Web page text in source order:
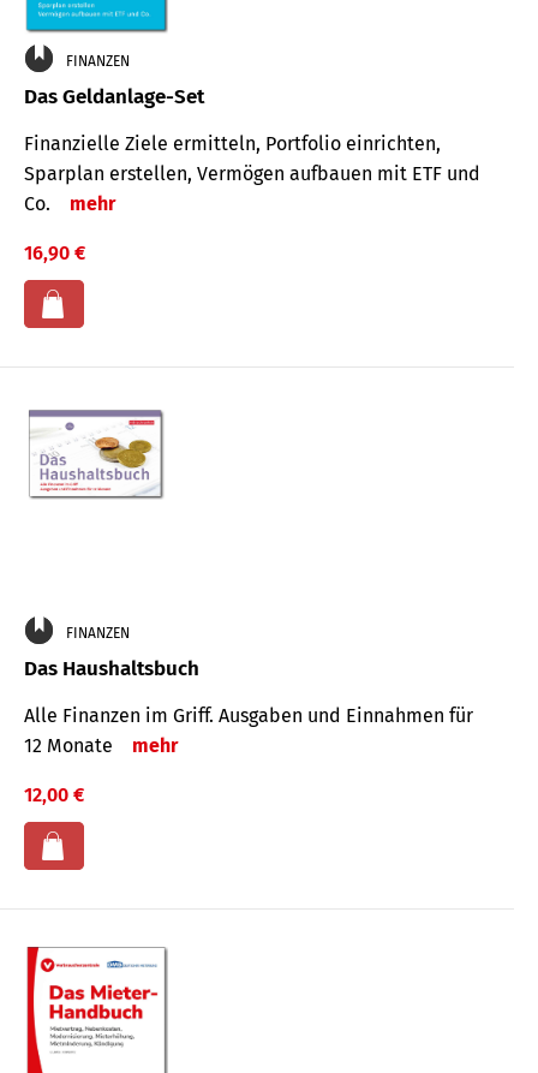
FINANZEN
Das Geldanlage-Set
Finanzielle Ziele ermitteln, Portfolio einrichten,
Sparplan erstellen, Vermögen aufbauen mit ETF und
Co.
mehr
16,90 €
FINANZEN
Das Haushaltsbuch
Alle Finanzen im Griff. Aus­gaben und Ein­nahmen für
12 Monate
mehr
12,00 €